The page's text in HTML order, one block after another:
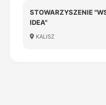
STOWARZYSZENIE
IDEA"
KALISZ